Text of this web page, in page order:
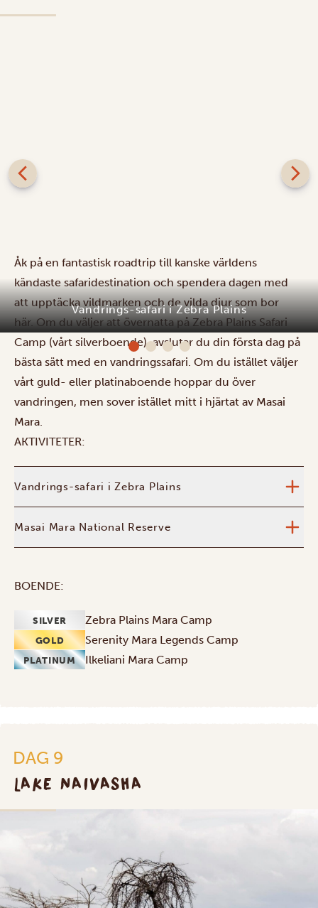
Vandrings-safari i Zebra Plains
Åk på en fantastisk roadtrip till kanske världens
kändaste safaridestination och spendera dagen med
att upptäcka vildmarken och de vilda djur som bor
här.Om du väljer att övernatta på Zebra Plains Safari
Camp (vårt silverboende), avslutar du din första dag på
bästa sätt med en vandringssafari. Om du istället väljer
vårt guld- eller platinaboende hoppar du över
vandringen, men sover istället mitt i hjärtat av Masai
Mara.
AKTIVITETER:
Vandrings-safari i Zebra Plains
Masai Mara National Reserve
BOENDE:
SILVER Zebra Plains Mara Camp
GOLD Serenity Mara Legends Camp
PLATINUM Ilkeliani Mara Camp
DAG 9
LAKE NAIVASHA